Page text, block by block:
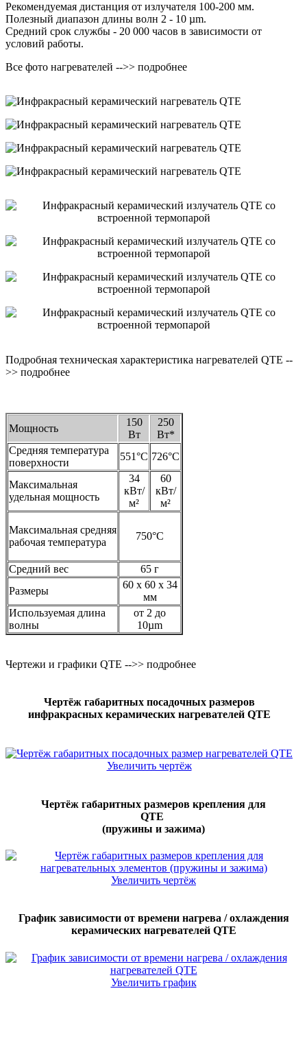
Рекомендуемая дистанция от излучателя 100-200 мм.
Полезный диапазон длины волн 2 - 10 µm.
Средний срок службы - 20 000 часов в зависимости от
условий работы.
Все фото нагревателей -->> подробнее
Подробная техническая характеристика нагревателей QTE --
>> подробнее
Мощность
150
Вт
250
Вт*
Средняя температура
поверхности
551°C 726°C
Максимальная
удельная мощность
34
кВт/
м²
60
кВт/
м²
Максимальная средняя
рабочая температура
750°C
Средний вес
65 г
Размеры
60 x 60 x 34
мм
Используемая длина
волны
от 2 до
10µm
Чертежи и графики QTE -->> подробнее
Чертёж габаритных посадочных размеров
инфракрасных керамических нагревателей QTE
Увеличить чертёж
Чертёж габаритных размеров крепления для
QTE
(пружины и зажима)
Увеличить чертёж
График зависимости от времени нагрева / охлаждения
керамических нагревателей QTE
Увеличить график